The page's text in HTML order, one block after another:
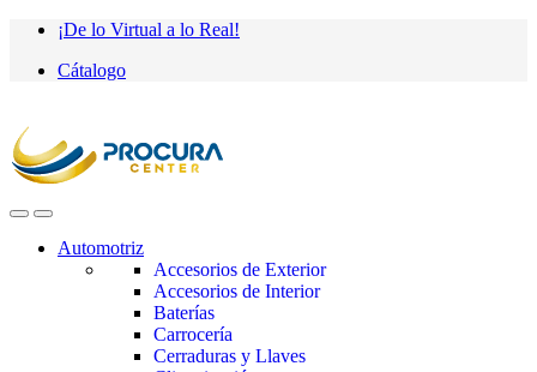
Saltar
navegación
saltar
contenido
¡De lo Virtual a lo Real!
Cátalogo
Automotriz
Accesorios de Exterior
Accesorios de Interior
Baterías
Carrocería
Cerraduras y Llaves